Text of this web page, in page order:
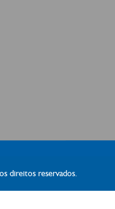
direitos reservados.